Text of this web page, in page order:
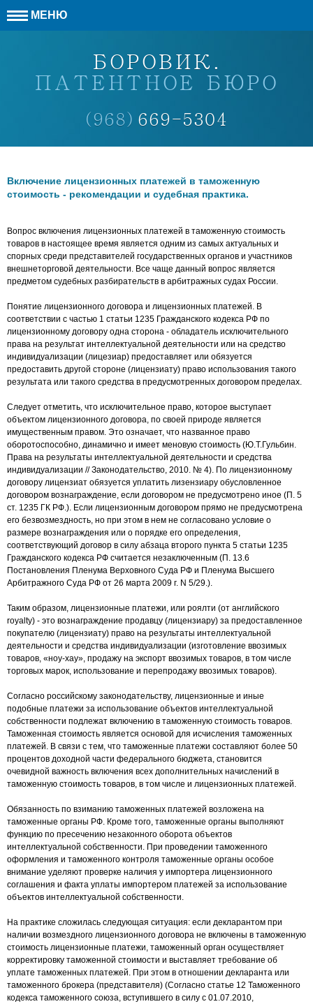
МЕНЮ
БОРОВИК.
ПАТЕНТНОЕ БЮРО
(968) 669-5304
Включение лицензионных платежей в таможенную
стоимость - рекомендации и судебная практика.
Вопрос включения лицензионных платежей в таможенную стоимость
товаров в настоящее время является одним из самых актуальных и
спорных среди представителей государственных органов и участников
внешнеторговой деятельности. Все чаще данный вопрос является
предметом судебных разбирательств в арбитражных судах России.
Понятие лицензионного договора и лицензионных платежей. В
соответствии с частью 1 статьи 1235 Гражданского кодекса РФ по
лицензионному договору одна сторона - обладатель исключительного
права на результат интеллектуальной деятельности или на средство
индивидуализации (лицезиар) предоставляет или обязуется
предоставить другой стороне (лицензиату) право использования такого
результата или такого средства в предусмотренных договором пределах.
Следует отметить, что исключительное право, которое выступает
объектом лицензионного договора, по своей природе является
имущественным правом. Это означает, что названное право
оборотоспособно, динамично и имеет меновую стоимость (Ю.Т.Гульбин.
Права на результаты интеллектуальной деятельности и средства
индивидуализации // Законодательство, 2010. № 4). По лицензионному
договору лицензиат обязуется уплатить лизензиару обусловленное
договором вознаграждение, если договором не предусмотрено иное (П. 5
ст. 1235 ГК РФ.). Если лицензионным договором прямо не предусмотрена
его безвозмездность, но при этом в нем не согласовано условие о
размере вознаграждения или о порядке его определения,
соответствующий договор в силу абзаца второго пункта 5 статьи 1235
Гражданского кодекса РФ считается незаключенным (П. 13.6
Постановления Пленума Верховного Суда РФ и Пленума Высшего
Арбитражного Суда РФ от 26 марта 2009 г. N 5/29.).
Таким образом, лицензионные платежи, или роялти (от английского
royalty) - это вознаграждение продавцу (лицензиару) за предоставленное
покупателю (лицензиату) право на результаты интеллектуальной
деятельности и средства индивидуализации (изготовление ввозимых
товаров, «ноу-хау», продажу на экспорт ввозимых товаров, в том числе
торговых марок, использование и перепродажу ввозимых товаров).
Согласно российскому законодательству, лицензионные и иные
подобные платежи за использование объектов интеллектуальной
собственности подлежат включению в таможенную стоимость товаров.
Таможенная стоимость является основой для исчисления таможенных
платежей. В связи с тем, что таможенные платежи составляют более 50
процентов доходной части федерального бюджета, становится
очевидной важность включения всех дополнительных начислений в
таможенную стоимость товаров, в том числе и лицензионных платежей.
Обязанность по взиманию таможенных платежей возложена на
таможенные органы РФ. Кроме того, таможенные органы выполняют
функцию по пресечению незаконного оборота объектов
интеллектуальной собственности. При проведении таможенного
оформления и таможенного контроля таможенные органы особое
внимание уделяют проверке наличия у импортера лицензионного
соглашения и факта уплаты импортером платежей за использование
объектов интеллектуальной собственности.
На практике сложилась следующая ситуация: если декларантом при
наличии возмездного лицензионного договора не включены в таможенную
стоимость лицензионные платежи, таможенный орган осуществляет
корректировку таможенной стоимости и выставляет требование об
уплате таможенных платежей. При этом в отношении декларанта или
таможенного брокера (представителя) (Согласно статье 12 Таможенного
кодекса таможенного союза, вступившего в силу с 01.07.2010,